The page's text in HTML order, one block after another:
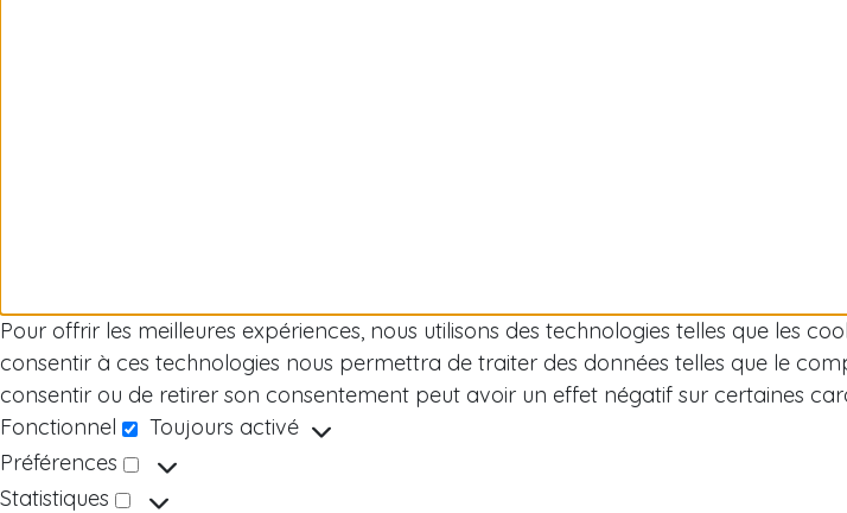
Pour offrir les meilleures expériences, nous utilisons des technologies telles que les
consentir à ces technologies nous permettra de traiter des données telles que le
consentir ou de retirer son consentement peut avoir un effet négatif sur certaines
Fonctionnel
Toujours activé
Préférences
Statistiques